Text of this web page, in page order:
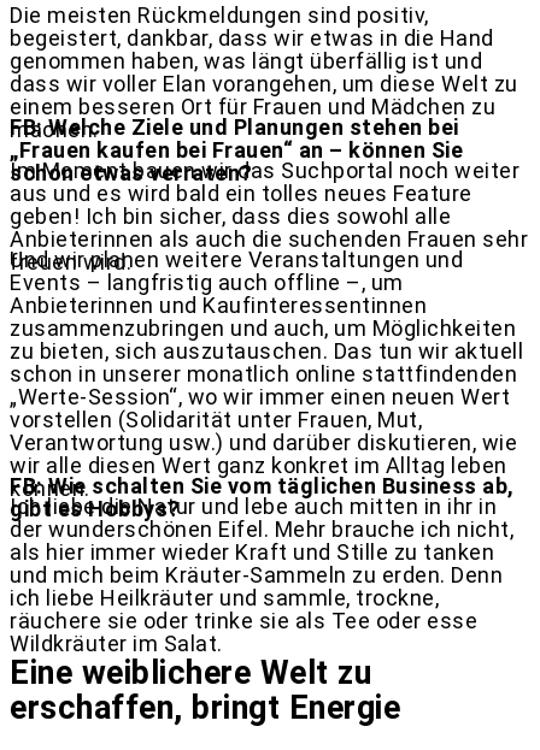
Die meisten Rückmeldungen sind positiv,
begeistert, dankbar, dass wir etwas in die Hand
genommen haben, was längt überfällig ist und
dass wir voller Elan vorangehen, um diese Welt zu
einem besseren Ort für Frauen und Mädchen zu
machen.
FB: Welche Ziele und Planungen stehen bei
„Frauen kaufen bei Frauen“ an – können Sie
schon etwas verraten?
Im Moment bauen wir das Suchportal noch weiter
aus und es wird bald ein tolles neues Feature
geben! Ich bin sicher, dass dies sowohl alle
Anbieterinnen als auch die suchenden Frauen sehr
freuen wird.
Und wir planen weitere Veranstaltungen und
Events – langfristig auch offline –, um
Anbieterinnen und Kaufinteressentinnen
zusammenzubringen und auch, um Möglichkeiten
zu bieten, sich auszutauschen. Das tun wir aktuell
schon in unserer monatlich online stattfindenden
„Werte-Session“, wo wir immer einen neuen Wert
vorstellen (Solidarität unter Frauen, Mut,
Verantwortung usw.) und darüber diskutieren, wie
wir alle diesen Wert ganz konkret im Alltag leben
können.
FB: Wie schalten Sie vom täglichen Business ab,
gibt es Hobbys?
Ich liebe die Natur und lebe auch mitten in ihr in
der wunderschönen Eifel. Mehr brauche ich nicht,
als hier immer wieder Kraft und Stille zu tanken
und mich beim Kräuter-Sammeln zu erden. Denn
ich liebe Heilkräuter und sammle, trockne,
räuchere sie oder trinke sie als Tee oder esse
Wildkräuter im Salat.
Eine weiblichere Welt zu
erschaffen, bringt Energie